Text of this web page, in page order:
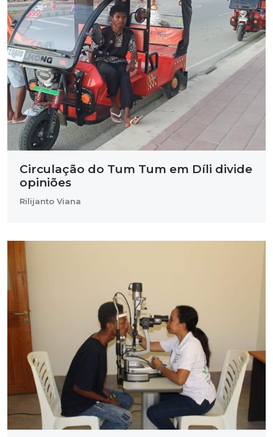
Circulação do Tum Tum em Díli divide
opiniões
Rilijanto Viana